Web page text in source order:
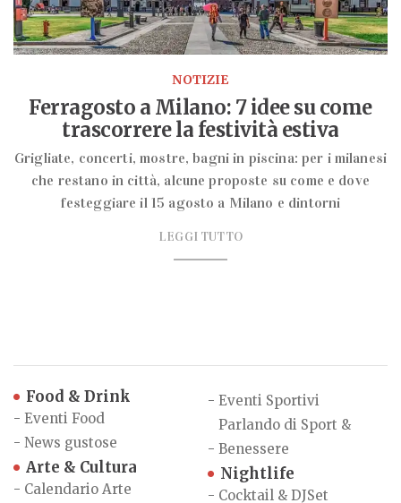
NOTIZIE
Ferragosto a Milano: 7 idee su come
trascorrere la festività estiva
Grigliate, concerti, mostre, bagni in piscina: per i milanesi
che restano in città, alcune proposte su come e dove
festeggiare il 15 agosto a Milano e dintorni
LEGGI TUTTO
Food & Drink
- Eventi Food
- News gustose
Arte & Cultura
- Calendario Arte
- Eventi Sportivi
-
Parlando di Sport &
Benessere
Nightlife
- Cocktail & DJSet